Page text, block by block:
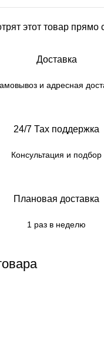
этот товар прямо
Доставка
и адресная
24/7 Тах поддержка
Консультация и подбор
Плановая доставка
1 раз в неделю